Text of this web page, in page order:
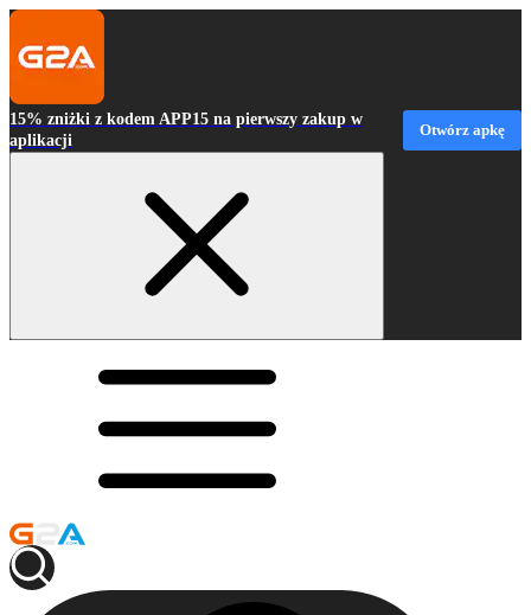
15% zniżki z kodem APP15 na pierwszy zakup w
aplikacji
Otwórz apkę